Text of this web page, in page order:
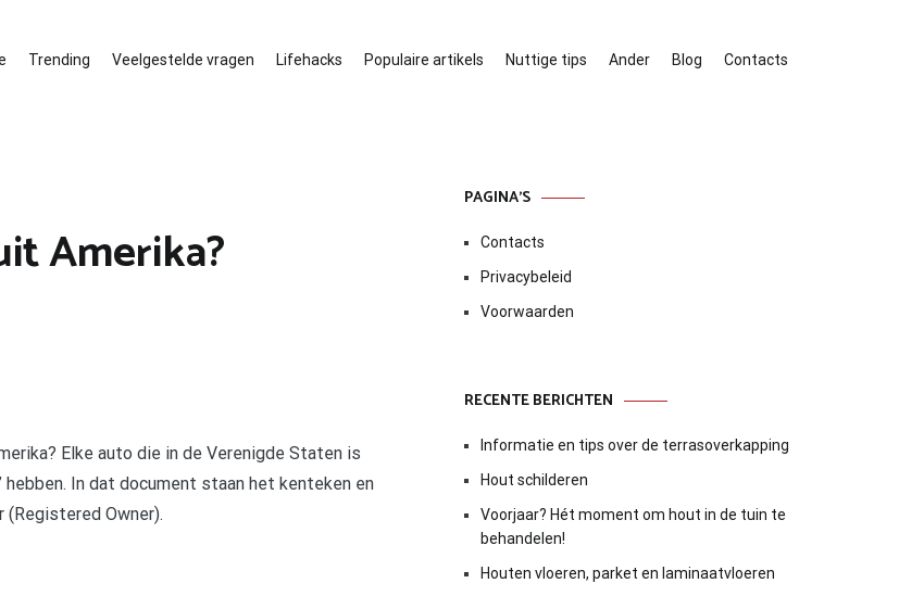
Trending Veelgestelde vragen Lifehacks Populaire artikels Nuttige tips Ander Blog Contacts
Amerika?
Elke auto die in de Verenigde Staten is
In dat document staan het kenteken en
Owner).
PAGINA’S
Contacts
Privacybeleid
Voorwaarden
RECENTE BERICHTEN
Informatie en tips over de terrasoverkapping
Hout schilderen
Voorjaar? Hét moment om hout in de tuin te
behandelen!
Houten vloeren, parket en laminaatvloeren